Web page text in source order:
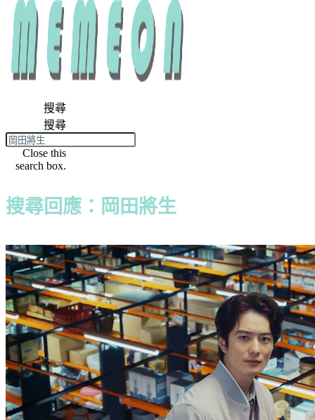
搜尋
搜尋
Close this
search box.
搜尋回應：岡田將生